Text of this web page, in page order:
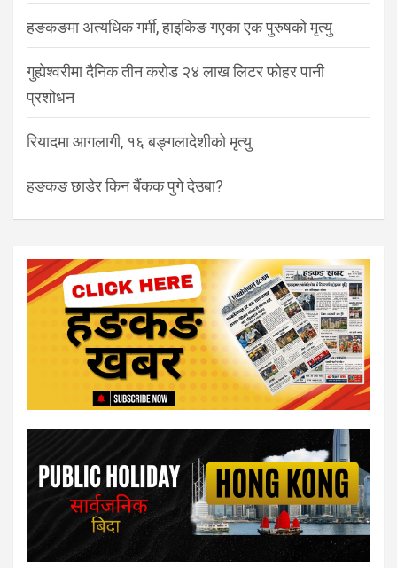
हङकङमा अत्यधिक गर्मी, हाइकिङ गएका एक पुरुषको मृत्यु
गुह्येश्वरीमा दैनिक तीन करोड २४ लाख लिटर फोहर पानी
प्रशोधन
रियादमा आगलागी, १६ बङ्गलादेशीको मृत्यु
हङकङ छाडेर किन बैंकक पुगे देउबा?